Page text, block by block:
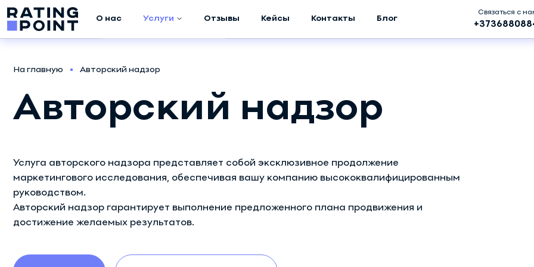
О нас Услуги
Продвижение в
Продвижение в
Создание
Отзывы Кейсы Контакты Блог
Связаться с
На главную Авторский надзор
Авторский надзор
Услуга авторского надзора представляет собой эксклюзивное продолжение
маркетингового исследования, обеспечивая вашу компанию высококвалифицированным
руководством.
Авторский надзор гарантирует выполнение предложенного плана продвижения и
достижение желаемых результатов.